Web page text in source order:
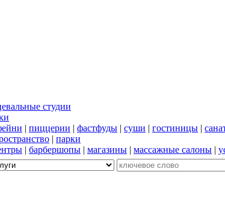
студии
| пиццерии | фастфуды | суши | гостиницы |
| парки
| барбершопы | магазины | массажные салоны |